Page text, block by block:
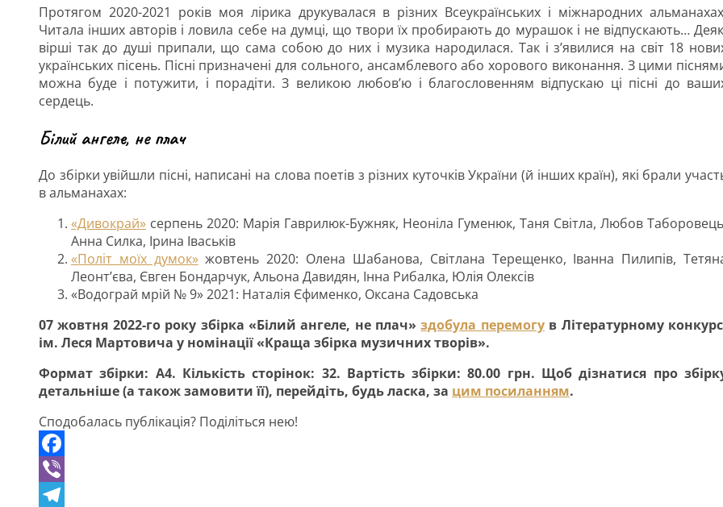
Протягом 2020-2021 років моя лірика друкувалася в різних Всеукраїнських і міжнародних
Читала інших авторів і ловила себе на думці, що твори їх пробирають до мурашок і не відпускають…
вірші так до душі припали, що сама собою до них і музика народилася. Так і з’явилися на світ 18
українських пісень. Пісні призначені для сольного, ансамблевого або хорового виконання. З цими
можна буде і потужити, і порадіти. З великою любов’ю і благословенням відпускаю ці пісні до
сердець.
Білий ангеле, не плач
До збірки увійшли пісні, написані на слова поетів з різних куточків України (й інших країн), які брали
в альманахах:
«Дивокрай» серпень 2020: Марія Гаврилюк-Бужняк, Неоніла Гуменюк, Таня Світла, Любов
Анна Силка, Ірина Іваськів
«Політ моїх думок»жовтень 2020: Олена Шабанова, Світлана Терещенко, Іванна Пилипів,
Леонт’єва, Євген Бондарчук, Альона Давидян, Інна Рибалка, Юлія Олексів
«Водограй мрій № 9» 2021: Наталія Єфименко, Оксана Садовська
07 жовтня 2022-го року збірка «Білий ангеле, не плач»здобула перемогув Літературному
ім. Леся Мартовича у номінації «Краща збірка музичних творів».
Формат збірки: А4. Кількість сторінок: 32. Вартість збірки: 80.00 грн. Щоб дізнатися про
детальніше (а також замовити її), перейдіть, будь ласка, за цим посиланням.
Сподобалась публікація? Поділіться нею!
Facebook
Viber